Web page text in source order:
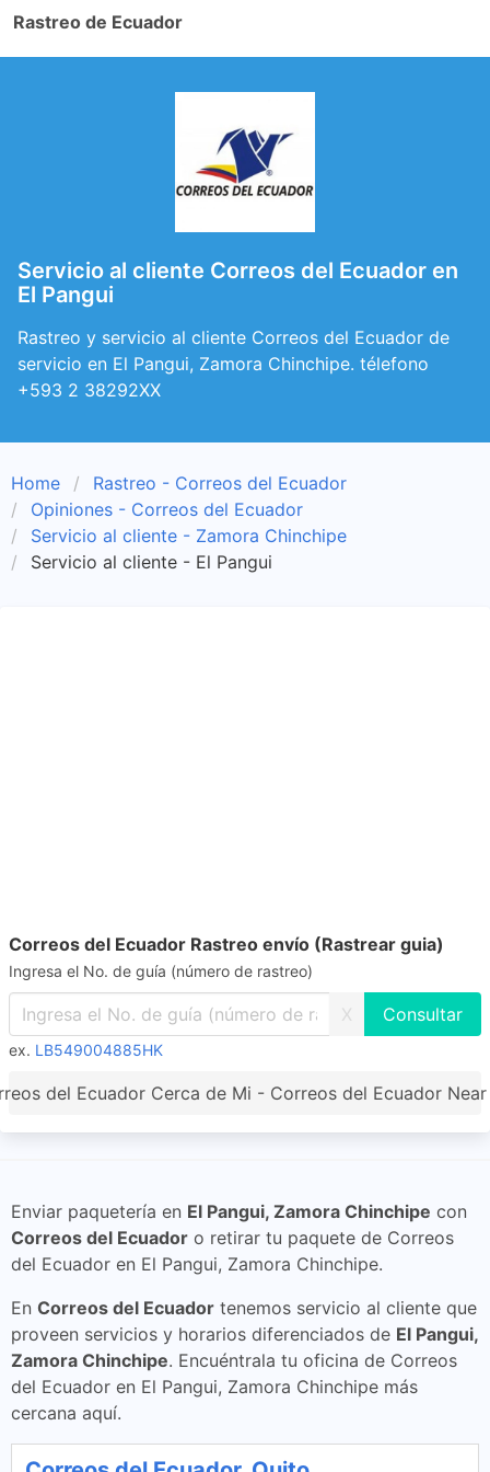
Rastreo de Ecuador
Servicio al cliente Correos del Ecuador en
El Pangui
Rastreo y servicio al cliente Correos del Ecuador de
servicio en El Pangui, Zamora Chinchipe. télefono
+593 2 38292XX
Home
Rastreo - Correos del Ecuador
Opiniones - Correos del Ecuador
Servicio al cliente - Zamora Chinchipe
Servicio al cliente - El Pangui
Correos del Ecuador Rastreo envío (Rastrear guia)
Ingresa el No. de guía (número de rastreo)
X
ex. LB549004885HK
del Ecuador Cerca de Mi - Correos del Ecuador Near
Enviar paquetería en El Pangui, Zamora Chinchipe con
Correos del Ecuador o retirar tu paquete de Correos
del Ecuador en El Pangui, Zamora Chinchipe.
En Correos del Ecuador tenemos servicio al cliente que
proveen servicios y horarios diferenciados de El Pangui,
Zamora Chinchipe. Encuéntrala tu oficina de Correos
del Ecuador en El Pangui, Zamora Chinchipe más
cercana aquí.